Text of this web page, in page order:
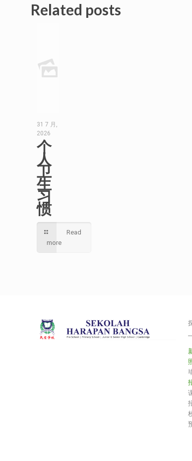
Related posts
31 7 月,
2026
个
人
卫
生
习
惯
Read
more